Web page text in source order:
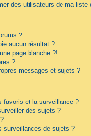
des utilisateurs de ma liste
?
aucun résultat ?
page blanche ?!
?
messages et sujets ?
favoris et la surveillance ?
des sujets ?
surveillances de sujets ?